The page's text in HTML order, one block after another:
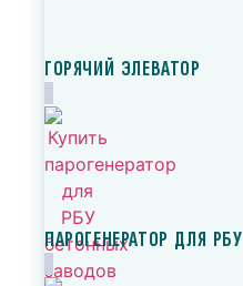
ГОРЯЧИЙ ЭЛЕВАТОР
ПАРОГЕНЕРАТОР ДЛЯ РБУ